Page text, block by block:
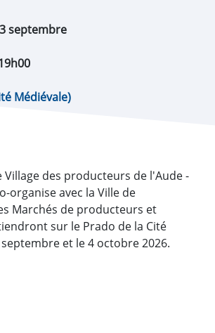
septembre
Médiévale)
Village des producteurs de l'Aude -
organise avec la Ville de
Marchés de producteurs et
sur le Prado de la Cité
et le 4 octobre 2026.